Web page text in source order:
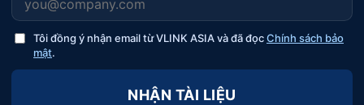
Tôi đồng ý nhận email từ VLINK ASIA và đã đọcChính sách bảo
mật.
NHẬN TÀI LIỆU